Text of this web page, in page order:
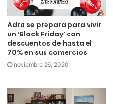
Adra se prepara para vivir
un ‘Black Friday’ con
descuentos de hasta el
70% en sus comercios
noviembre 26, 2020